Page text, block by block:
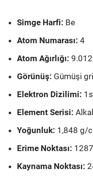
Simge Harfi: Be
Atom Numarası: 4
Atom Ağırlığı:
Görünüş: Gümüşi
Elektron Dizilimi:
Element Serisi:
Yoğunluk: 1,848 g/
Erime Noktası:
Kaynama Noktası: